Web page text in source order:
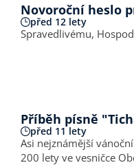
Novoroční heslo
před 12 lety
Spravedlivému,
Příběh písně
před 11 lety
Asi nejznámější
200 lety ve vesničce